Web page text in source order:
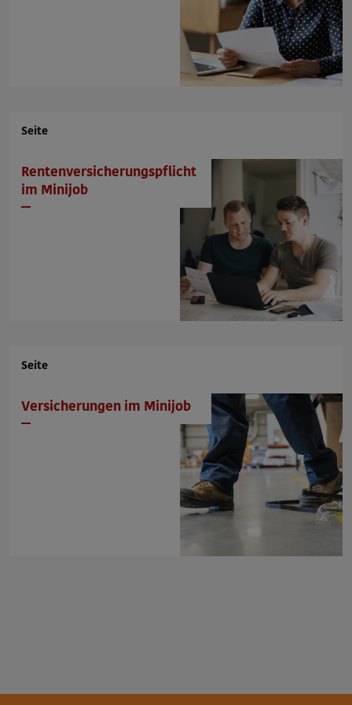
Seite
Rentenversicherungspflicht
im Minijob
Seite
Versicherungen im Minijob